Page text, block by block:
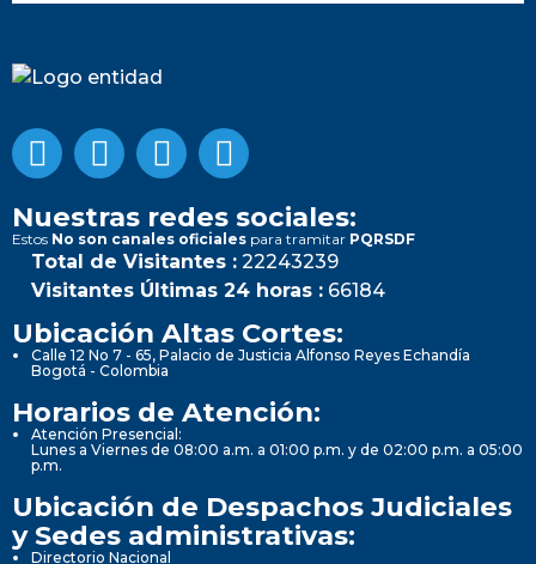
Nuestras redes sociales:
Estos No son canales oficiales para tramitar PQRSDF
Total de Visitantes : 22243239
Visitantes Últimas 24 horas : 66184
Ubicación Altas Cortes:
Calle 12 No 7 - 65, Palacio de Justicia Alfonso Reyes Echandía
Bogotá - Colombia
Horarios de Atención:
Atención Presencial:
Lunes a Viernes de 08:00 a.m. a 01:00 p.m. y de 02:00 p.m. a 05:00
p.m.
Ubicación de Despachos Judiciales
y Sedes administrativas:
Directorio Nacional